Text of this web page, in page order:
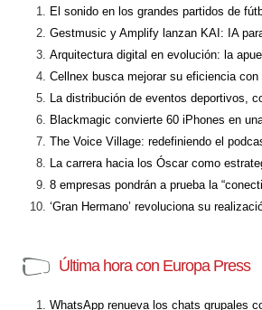
El sonido en los grandes partidos de
Gestmusic y Amplify lanzan KAI: IA
Arquitectura digital en evolución: la
Cellnex busca mejorar su eficiencia
La distribución de eventos deportivos,
Blackmagic convierte 60 iPhones en
The Voice Village: redefiniendo el
La carrera hacia los Óscar como
8 empresas pondrán a prueba la
‘Gran Hermano’ revoluciona su
Última hora con Europa Press
WhatsApp renueva los chats grupales